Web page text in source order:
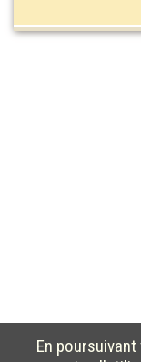
En